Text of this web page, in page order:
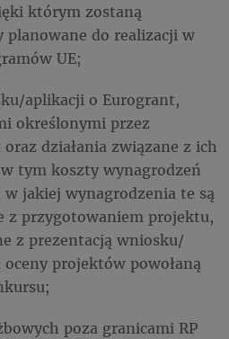
którym zostaną
do realizacji w
UE;
aplikacji o Eurogrant,
określonymi przez
działania związane z ich
tym koszty wynagrodzeń
jakiej wynagrodzenia te są
z przygotowaniem projektu,
z prezentacją wniosku/
projektów powołaną
poza granicami RP